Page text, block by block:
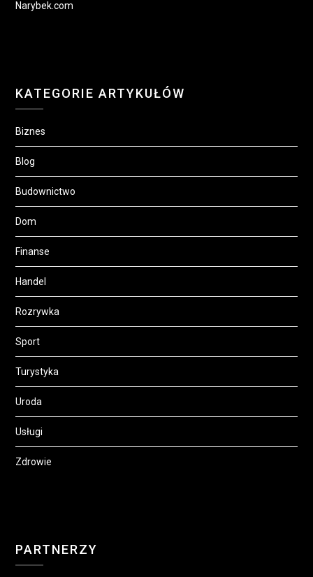
Narybek.com
KATEGORIE ARTYKUŁÓW
Biznes
Blog
Budownictwo
Dom
Finanse
Handel
Rozrywka
Sport
Turystyka
Uroda
Usługi
Zdrowie
PARTNERZY